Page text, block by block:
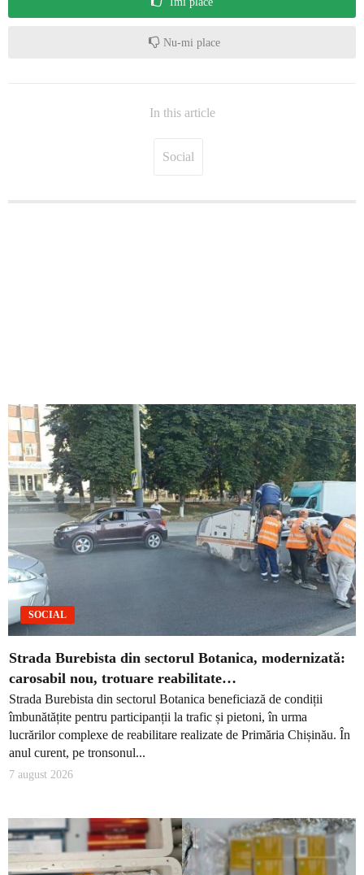
Nu-mi place
In this article
Social
SOCIAL
Strada Burebista din sectorul Botanica, modernizată:
carosabil nou, trotuare reabilitate…
Strada Burebista din sectorul Botanica beneficiază de condiții
îmbunătățite pentru participanții la trafic și pietoni, în urma
lucrărilor complexe de reabilitare realizate de Primăria Chișinău. În
anul curent, pe tronsonul...
7 august 2026